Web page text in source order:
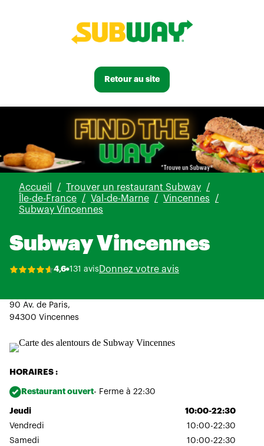
Retour au site
Accueil
Trouver un restaurant Subway
Île-de-France
Val-de-Marne
Vincennes
Subway Vincennes
Subway Vincennes
4,6 131 avis Donnez votre avis
90 Av. de Paris,
94300 Vincennes
HORAIRES :
Restaurant ouvert- Ferme à 22:30
Jeudi
10:00-22:30
Vendredi
10:00-22:30
Samedi
10:00-22:30